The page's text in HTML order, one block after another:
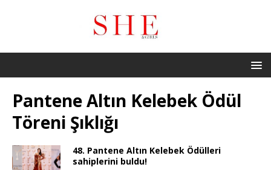
Pantene Altın Kelebek Ödül
Töreni Şıklığı
48. Pantene Altın Kelebek Ödülleri
sahiplerini buldu!